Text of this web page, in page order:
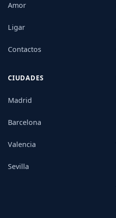
Amor
Ligar
Contactos
CIUDADES
Madrid
Barcelona
Valencia
Sevilla